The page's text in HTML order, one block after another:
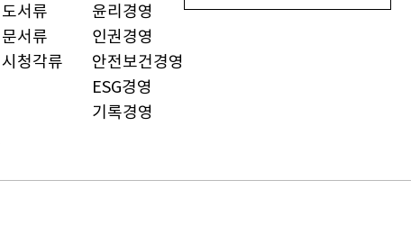
도서류
문서류
시청각류
윤리경영
인권경영
안전보건경영
ESG경영
기록경영